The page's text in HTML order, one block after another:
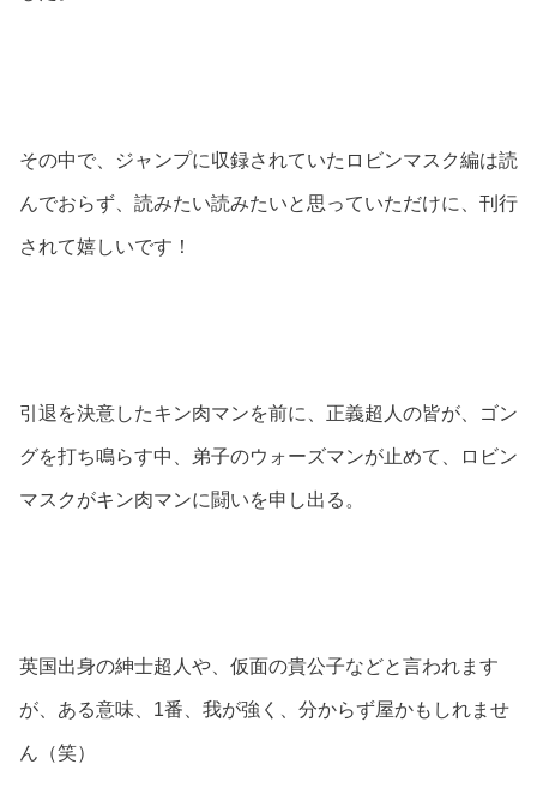
その中で、ジャンプに収録されていたロビンマスク編は読
んでおらず、読みたい読みたいと思っていただけに、刊行
されて嬉しいです！
引退を決意したキン肉マンを前に、正義超人の皆が、ゴン
グを打ち鳴らす中、弟子のウォーズマンが止めて、ロビン
マスクがキン肉マンに闘いを申し出る。
英国出身の紳士超人や、仮面の貴公子などと言われます
が、ある意味、1番、我が強く、分からず屋かもしれませ
ん（笑）